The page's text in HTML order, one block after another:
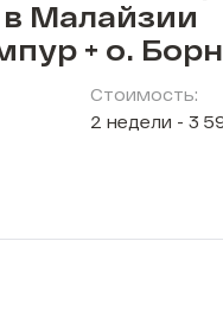
Малайзии
+ о.
Стоимость:
2